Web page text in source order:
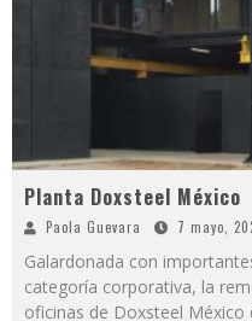
Planta Doxsteel México
Paola Guevara 7 mayo,
Galardonada con
categoría corporativa, la
oficinas de Doxsteel